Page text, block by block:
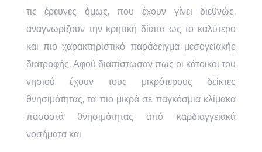
τις έρευνες όμως, που έχουν γίνει διεθνώς,
αναγνωρίζουν την κρητική δίαιτα ως το καλύτερο
και πιο χαρακτηριστικό παράδειγμα μεσογειακής
διατροφής. Αφού διαπίστωσαν πως οι κάτοικοι του
νησιού έχουν τους μικρότερους δείκτες
θνησιμότητας, τα πιο μικρά σε παγκόσμια κλίμακα
ποσοστά θνησιμότητας από καρδιαγγειακά
νοσήματα και